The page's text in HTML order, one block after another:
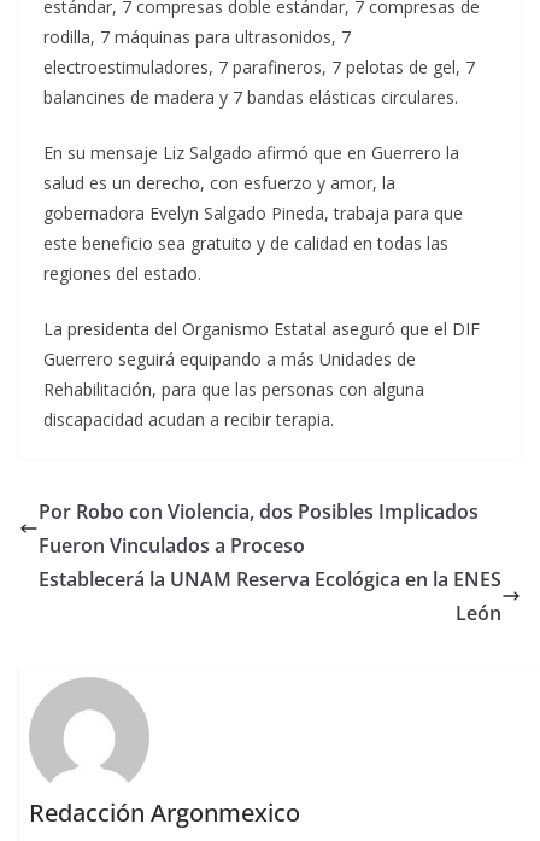
estándar, 7 compresas doble estándar, 7 compresas de
rodilla, 7 máquinas para ultrasonidos, 7
electroestimuladores, 7 parafineros, 7 pelotas de gel, 7
balancines de madera y 7 bandas elásticas circulares.
En su mensaje Liz Salgado afirmó que en Guerrero la
salud es un derecho, con esfuerzo y amor, la
gobernadora Evelyn Salgado Pineda, trabaja para que
este beneficio sea gratuito y de calidad en todas las
regiones del estado.
La presidenta del Organismo Estatal aseguró que el DIF
Guerrero seguirá equipando a más Unidades de
Rehabilitación, para que las personas con alguna
discapacidad acudan a recibir terapia.
Por Robo con Violencia, dos Posibles Implicados
Fueron Vinculados a Proceso
Establecerá la UNAM Reserva Ecológica en la ENES
León
Redacción Argonmexico